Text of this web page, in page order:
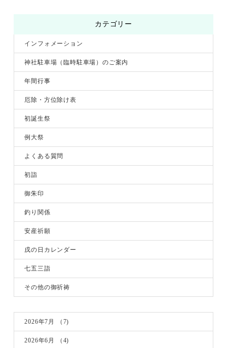
カテゴリー
インフォメーション
神社駐車場（臨時駐車場）のご案内
年間行事
厄除・方位除け表
初誕生祭
例大祭
よくある質問
初詣
御朱印
釣り関係
安産祈願
戌の日カレンダー
七五三詣
その他の御祈祷
2026年7月 （7)
2026年6月 （4)